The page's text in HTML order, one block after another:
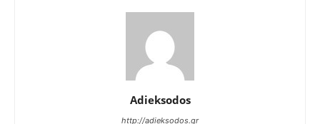
Adieksodos
http://adieksodos.gr